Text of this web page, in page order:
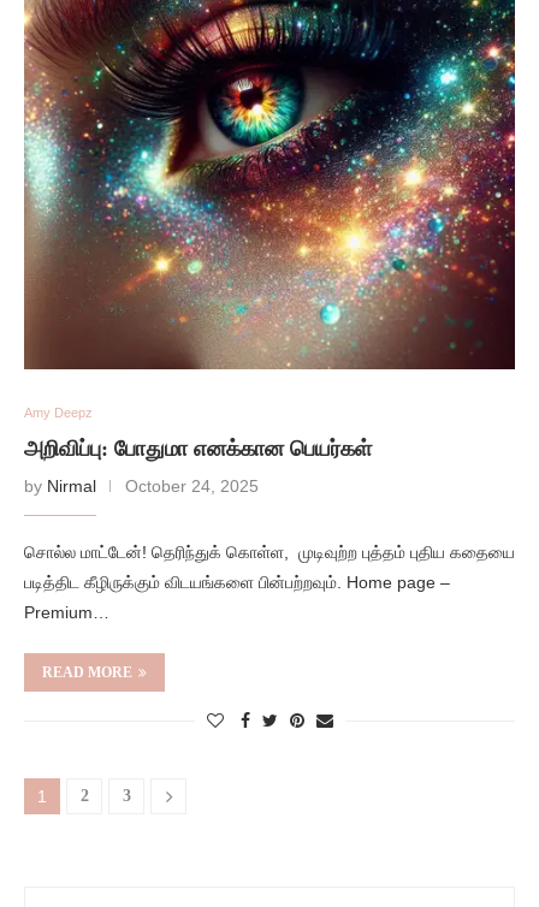
Amy Deepz
அறிவிப்பு: போதுமா எனக்கான பெயர்கள்
by Nirmal October 24, 2025
சொல்ல மாட்டேன்! தெரிந்துக் கொள்ள, முடிவுற்ற புத்தம் புதிய கதையை
படித்திட கீழிருக்கும் விடயங்களை பின்பற்றவும். Home page –
Premium…
READ MORE
1 2 3